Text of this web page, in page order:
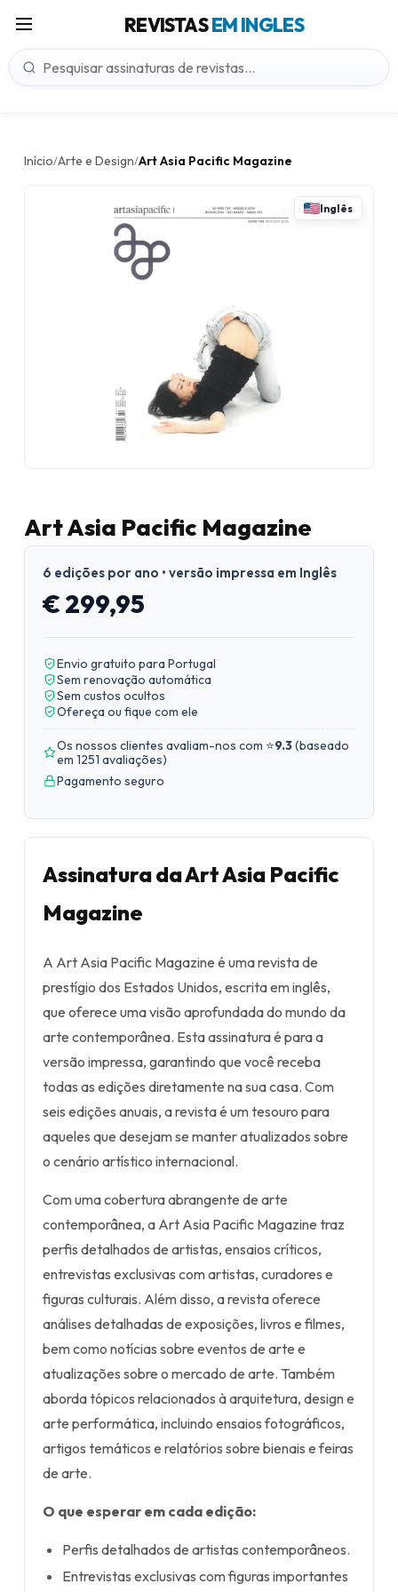
REVISTASEM INGLES
Início/Arte e Design/Art Asia Pacific Magazine
Inglês
Art Asia Pacific Magazine
6 edições por ano • versão impressa em Inglês
€ 299,95
Envio gratuito para Portugal
Sem renovação automática
Sem custos ocultos
Ofereça ou fique com ele
Os nossos clientes avaliam-nos com ⭐9.3(baseado
em 1251 avaliações)
Pagamento seguro
Assinatura da Art Asia Pacific
Magazine
A Art Asia Pacific Magazine é uma revista de
prestígio dos Estados Unidos, escrita em inglês,
que oferece uma visão aprofundada do mundo da
arte contemporânea. Esta assinatura é para a
versão impressa, garantindo que você receba
todas as edições diretamente na sua casa. Com
seis edições anuais, a revista é um tesouro para
aqueles que desejam se manter atualizados sobre
o cenário artístico internacional.
Com uma cobertura abrangente de arte
contemporânea, a Art Asia Pacific Magazine traz
perfis detalhados de artistas, ensaios críticos,
entrevistas exclusivas com artistas, curadores e
figuras culturais. Além disso, a revista oferece
análises detalhadas de exposições, livros e filmes,
bem como notícias sobre eventos de arte e
atualizações sobre o mercado de arte. Também
aborda tópicos relacionados à arquitetura, design e
arte performática, incluindo ensaios fotográficos,
artigos temáticos e relatórios sobre bienais e feiras
de arte.
O que esperar em cada edição:
Perfis detalhados de artistas contemporâneos.
Entrevistas exclusivas com figuras importantes